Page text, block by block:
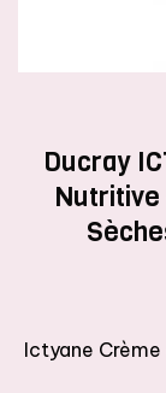
Ducray
Nutritive
Ictyane